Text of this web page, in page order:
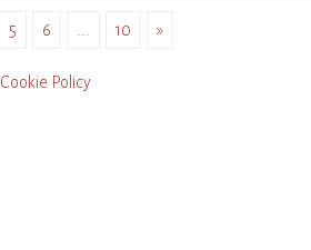
5 6 ... 10 »
Cookie Policy